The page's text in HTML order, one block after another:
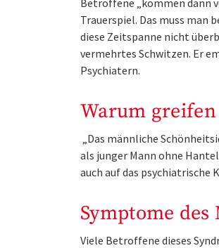
Betroffene „kommen dann
Trauerspiel. Das muss man
diese Zeitspanne nicht
vermehrtes Schwitzen. Er
Psychiatern.
Warum
„Das männliche
als junger Mann ohne
auch auf das psychiatrische
Symptome
Viele Betroffene dieses